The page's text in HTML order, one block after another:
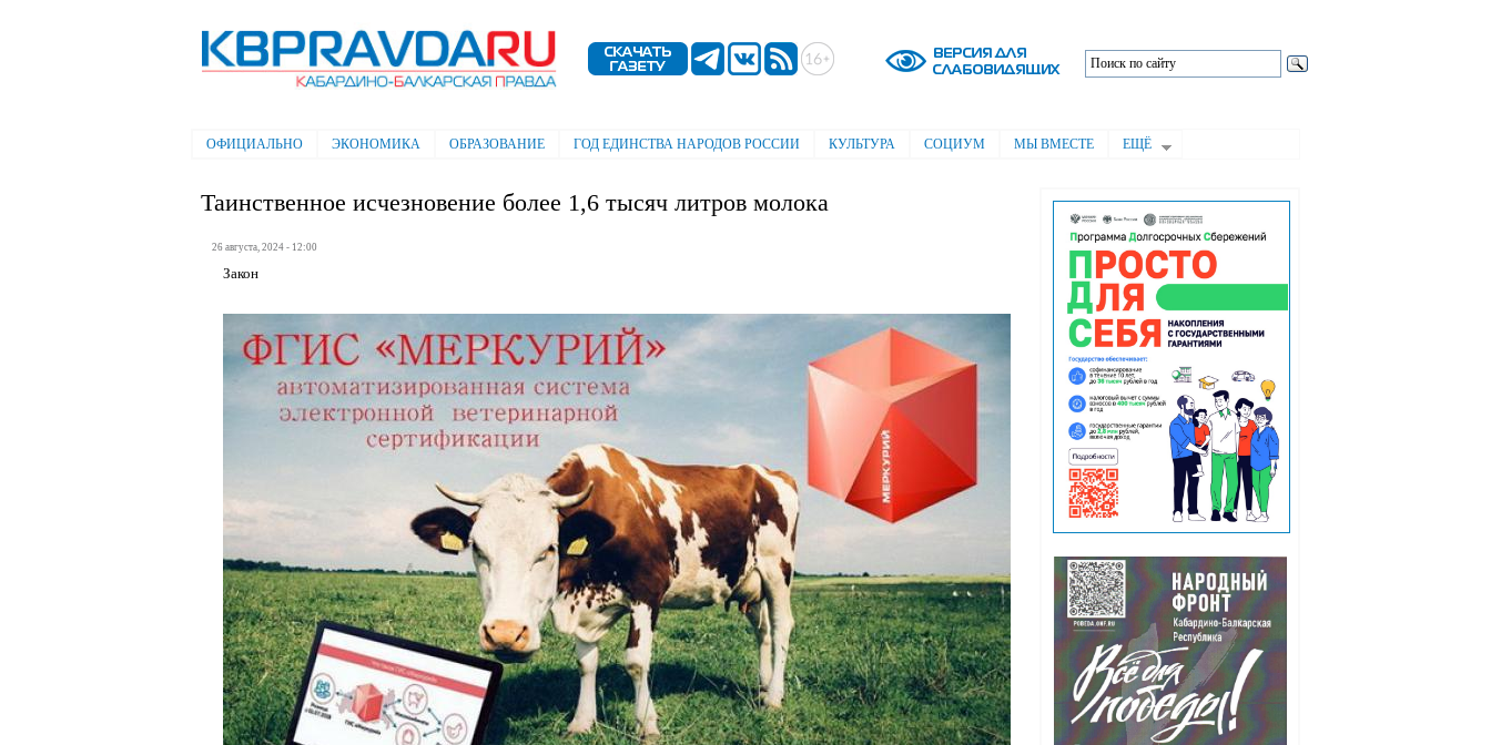
содержанию
Электронная газета "Кабардино-
Балкарская правда"
Главное меню
ОФИЦИАЛЬНО ЭКОНОМИКА ОБРАЗОВАНИЕ ГОД ЕДИНСТВА НАРОДОВ РОССИИ КУЛЬТУРА СОЦИУМ МЫ ВМЕСТЕ ЕЩЁ
Таинственное исчезновение более 1,6 тысяч литров молока
26 августа, 2024 - 12:00
Закон